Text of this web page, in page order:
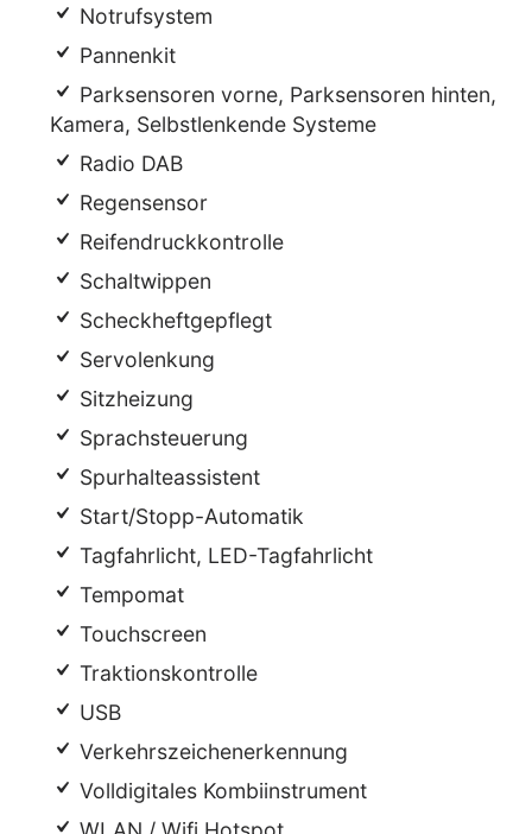
Notrufsystem
Pannenkit
Parksensoren vorne, Parksensoren hinten,
Kamera, Selbstlenkende Systeme
Radio DAB
Regensensor
Reifendruckkontrolle
Schaltwippen
Scheckheftgepflegt
Servolenkung
Sitzheizung
Sprachsteuerung
Spurhalteassistent
Start/Stopp-Automatik
Tagfahrlicht, LED-Tagfahrlicht
Tempomat
Touchscreen
Traktionskontrolle
USB
Verkehrszeichenerkennung
Volldigitales Kombiinstrument